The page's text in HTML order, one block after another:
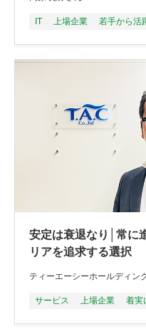
IT 上場企業 若手から活
安定は衰退なり│常に
リアを追求する選択
ティーエーシーホールディン
サービス 上場企業 着実